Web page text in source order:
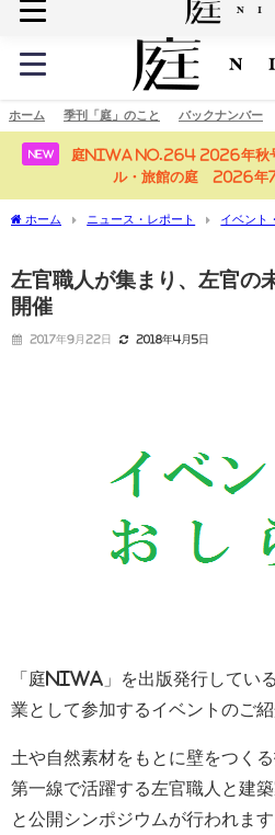
庭の未来
ホーム 季刊「庭」のこと バックナンバー
NEW
庭NIWA No.264 2026年秋
ル・旅館の庭 2026年7
ホーム ニュース・レポート イベント
左官職人が集まり、左官の
開催
2017年9月22日 2018年4月5日
「庭NIWA」を出版発行してい
業として参加するイベントのご紹
土や自然素材をもとに壁をつくる
第一線で活躍する左官職人と建
と公開シンポジウムが行われます